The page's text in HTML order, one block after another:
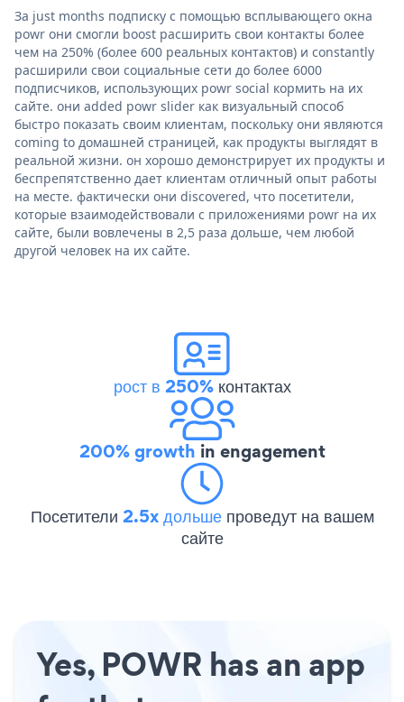
За just months подписку с помощью всплывающего окна
powr они смогли boost расширить свои контакты более
чем на 250% (более 600 реальных контактов) и constantly
расширили свои социальные сети до более 6000
подписчиков, использующих powr social кормить на их
сайте. они added powr slider как визуальный способ
быстро показать своим клиентам, поскольку они являются
coming to домашней страницей, как продукты выглядят в
реальной жизни. он хорошо демонстрирует их продукты и
беспрепятственно дает клиентам отличный опыт работы
на месте. фактически они discovered, что посетители,
которые взаимодействовали с приложениями powr на их
сайте, были вовлечены в 2,5 раза дольше, чем любой
другой человек на их сайте.
рост в 250%контактах
200% growth in engagement
Посетители 2.5x дольше проведут на вашем
сайте
Yes, POWR has an app